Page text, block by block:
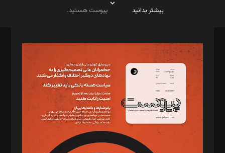
بیشتر بدانید
پیوست هستید.
مدیر مسئول: محمدباقر اثنی‌عشری
سردبیر: مهرک محمودی
دبیر تحریریه: میثم قاسمی
د‌بیر ناداستان: سمانه سمیع
د‌بیر خدمت و تجارت: ابوالفضل رجبی
د‌بیر حقوق فناوری: حسام‌الدین ایپکچی
د‌بیر پیوست جهان: مینا پاکدل
د‌بیر تحریریه آنلاین: بابک نقاش